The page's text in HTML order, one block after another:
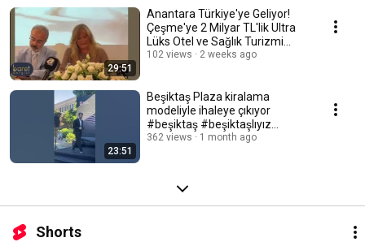
29:51
Anantara Türkiye'ye Geliyor!
Çeşme'ye 2 Milyar TL'lik Ultra
Lüks Otel ve Sağlık Turizmi
Yatırımı
102 views 2 weeks ago
23:51
Beşiktaş Plaza kiralama
modeliyle ihaleye çıkıyor
#beşiktaş #beşiktaşlıyız
#beşiktasplaza
362 views 1 month ago
Shorts